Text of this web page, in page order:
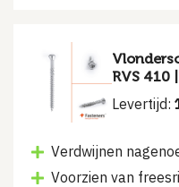
RVS 410
Levertijd:
Verdwijnen
Voorzien van